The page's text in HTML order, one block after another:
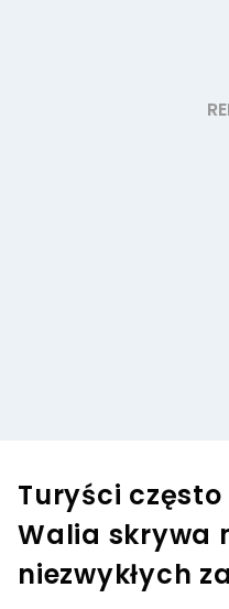
Turyści
Walia skrywa
niezwykłych